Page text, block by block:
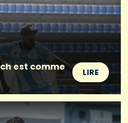
est comme
LIRE